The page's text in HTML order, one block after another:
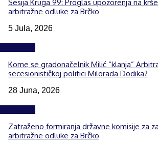
Sesija Kruga 99: Proglas upozorenja na
arbitražne odluke za Brčko
5 Jula, 2026
Kome se gradonačelnik Milić “klanja”
secesionističkoj politici Milorada Dodika?
28 Juna, 2026
Zatraženo formiranja državne komisije za
arbitražne odluke za Brčko